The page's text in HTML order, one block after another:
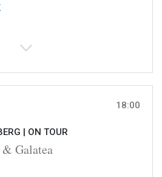
18:00
| ON TOUR
Galatea